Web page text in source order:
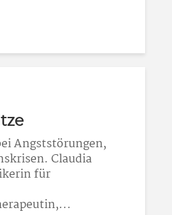
Angststörungen,
Claudia
für